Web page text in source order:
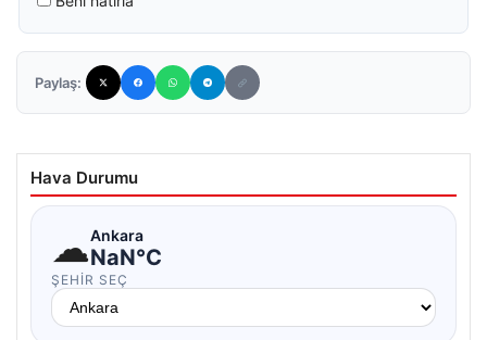
Paylaş:
Hava Durumu
☁Ankara
NaN°C
ŞEHIR SEÇ